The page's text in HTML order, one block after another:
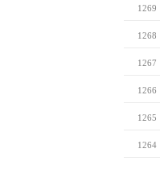
1269
1268
1267
1266
1265
1264